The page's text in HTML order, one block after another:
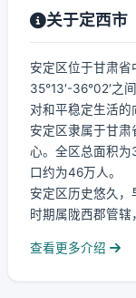
关于定西市
安定区位于甘肃省
35°13′-36°02′之
对和平稳定生活的
安定区隶属于甘
心。全区总面积
口约为46万人。
安定区历史悠久
时期属陇西郡管
查看更多介绍